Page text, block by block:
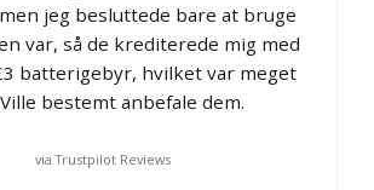
jeg besluttede bare at bruge
var, så de krediterede mig med
batterigebyr, hvilket var meget
bestemt anbefale dem.
via Trustpilot Reviews